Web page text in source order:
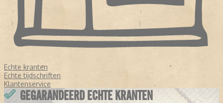
Echte kranten
Echte tijdschriften
Klantenservice
GEGARANDEERD ECHTE KRANTEN